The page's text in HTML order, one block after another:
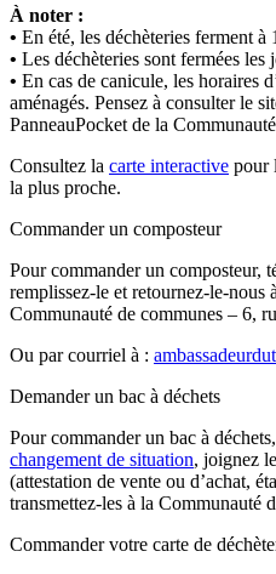
À noter :
• En été, les déchèteries ferment
• Les déchèteries sont fermées les
• En cas de canicule, les horaires
aménagés. Pensez à consulter le
PanneauPocket de la
Consultez la carte interactive pour
la plus proche.
Commander un composteur
Pour commander un composteur,
remplissez-le et retournez-le-nous
Communauté de communes – 6,
Ou par courriel à :
Demander un bac à déchets
Pour commander un bac à
changement de situation, joignez
(attestation de vente ou d’achat,
transmettez-les à la Communauté
Commander votre carte de